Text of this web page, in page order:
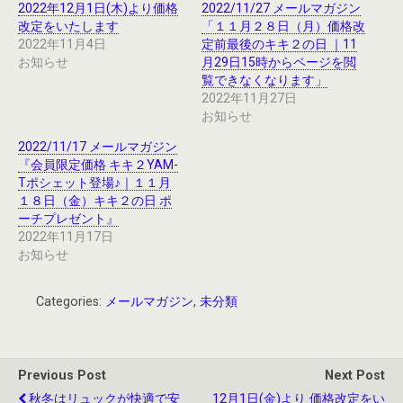
2022年12月1日(木)より価格
改定をいたします
2022年11月4日
お知らせ
2022/11/27 メールマガジン
「１１月２８日（月）価格改
定前最後のキキ２の日 ｜11
月29日15時からページを閲
覧できなくなります」
2022年11月27日
お知らせ
2022/11/17 メールマガジン
『会員限定価格 キキ２YAM-
Tポシェット登場♪｜１１月
１８日（金）キキ２の日 ポ
ーチプレゼント』
2022年11月17日
お知らせ
Categories: メールマガジン, 未分類
Previous Post
秋冬はリュックが快適で安
Next Post
12月1日(金)より 価格改定をい